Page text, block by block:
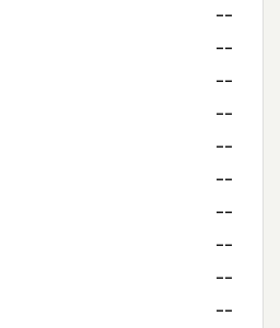
--
--
--
--
--
--
--
--
--
--